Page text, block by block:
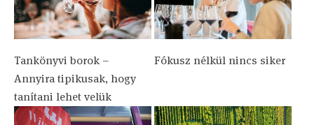
Tankönyvi borok –
Annyira tipikusak, hogy
tanítani lehet velük
Fókusz nélkül nincs siker